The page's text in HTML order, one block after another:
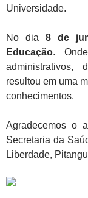
Universidade.
No dia 8 de
Educação.
administrativos,
resultou em uma
conhecimentos.
Agradecemos o
Secretaria da
Liberdade,